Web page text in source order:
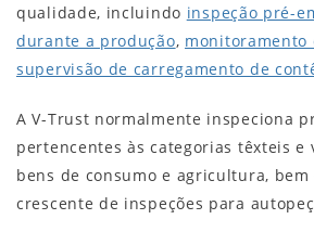
qualidade, incluindo inspeção pré-
durante a produção, monitoramento
supervisão de carregamento de
A V-Trust normalmente inspeciona
pertencentes às categorias têxteis e
bens de consumo e agricultura,
crescente de inspeções para